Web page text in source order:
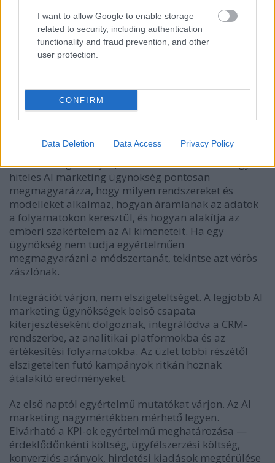
I want to allow Google to enable storage
related to security, including authentication
functionality and fraud prevention, and other
user protection.
CONFIRM
Data Deletion Data Access Privacy Policy
korábban elérhetetlennek tűnő piacokon
versenyezzenek.
Az AI marketing ügynökség kiválasztása jelentős
döntés. Íme, hogyan néz ki a valódi átalakulás a
gyakorlatban — és mire figyeljen figyelmeztető
jelként.
Átláthatóságot várjon, nem fekete dobozokat.Egy
hiteles AI marketing ügynökség pontosan
megmagyarázza, hogy milyen rendszereket és
modelleket alkalmaz, hogyan áramlanak az adatok
a folyamatokon keresztül, és hogyan alakítja az
emberi szakértelem az AI kimeneteit. Ha egy
ügynökség nem tudja egyértelműen
megmagyarázni a módszertanát, tekintse azt vörös
zászlónak.
Integrációt várjon, nem elszigeteltséget. A legjobb AI
marketing ügynökségek belső csapata
kiterjesztéseként dolgoznak, integrálódva a CRM-
rendszerbe, az analitikai platformokba és az
értékesítési folyamatokba. Az üzlet többi részétől
elszigetelten futó kampányok ritkán hoznak
átalakító eredményeket.
Az első naptól egyértelmű mutatókat várjon. Az AI
marketing nagymértékben mérhető legyen.
Elvárható a KPI-ok egyértelmű meghatározása —
érdeklődőnkénti költség, ügyfélszerzési költség,
konverziós arányok, hirdetési kiadások megtérülése